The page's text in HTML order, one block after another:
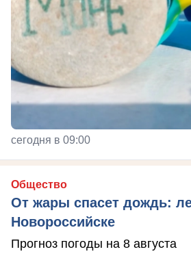
сегодня в 09:00
Общество
От жары спасет дождь:
Новороссийске
Прогноз погоды на 8 августа